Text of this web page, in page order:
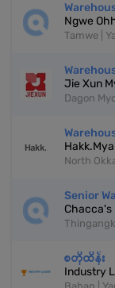
Ngwe
Tamwe |
Jie Xun
Dagon
North
Senior
Chacca's
စတိုထိန်း
Industry